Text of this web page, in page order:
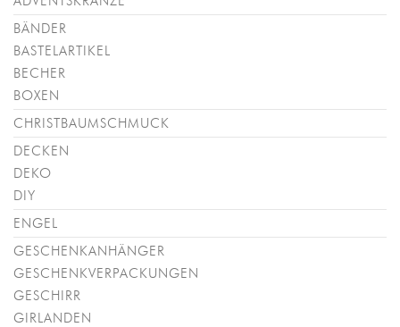
BÄNDER
BASTELARTIKEL
BECHER
BOXEN
CHRISTBAUMSCHMUCK
DECKEN
DEKO
DIY
ENGEL
GESCHENKANHÄNGER
GESCHENKVERPACKUNGEN
GESCHIRR
GIRLANDEN